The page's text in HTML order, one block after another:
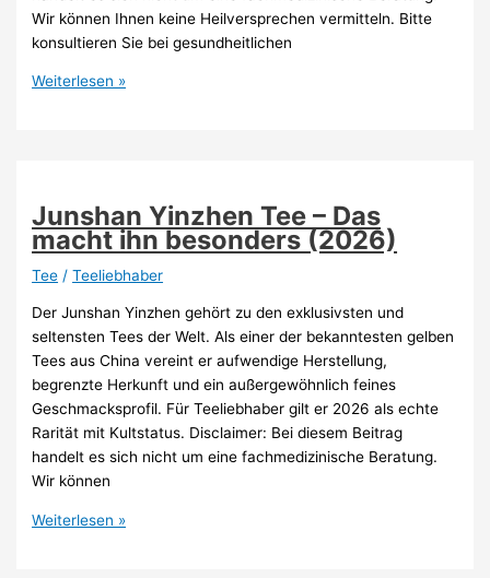
Wir können Ihnen keine Heilversprechen vermitteln. Bitte
konsultieren Sie bei gesundheitlichen
Weißer
welcher
ist
gesünder?
2026)
Weiterlesen »
Junshan Yinzhen Tee – Das
macht ihn besonders (2026)
Tee /Teeliebhaber
Der Junshan Yinzhen gehört zu den exklusivsten und
seltensten Tees der Welt. Als einer der bekanntesten gelben
Tees aus China vereint er aufwendige Herstellung,
begrenzte Herkunft und ein außergewöhnlich feines
Geschmacksprofil. Für Teeliebhaber gilt er 2026 als echte
Rarität mit Kultstatus. Disclaimer: Bei diesem Beitrag
handelt es sich nicht um eine fachmedizinische Beratung.
Wir können
Junshan
Weiterlesen »